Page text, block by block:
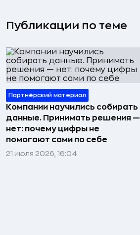
Публикации по теме
Партнёрский материал
Компании научились собирать
данные. Принимать решения —
нет: почему цифры не
помогают сами по себе
21 июля 2026, 16:04